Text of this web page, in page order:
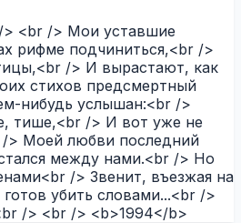
> <br /> Мои уставшие
рифме подчиниться,<br />
/> И вырастают, как
стихов предсмертный
нибудь услышан:<br />
тише,<br /> И вот уже не
> Моей любви последний
между нами.<br /> Но
/> Звенит, въезжая на
убить словами...<br />
/> <br /> <b>1994</b>